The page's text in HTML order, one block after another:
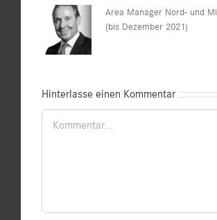
Area Manager Nord- und
(bis Dezember 2021)
Hinterlasse einen Kommentar
Kommentar